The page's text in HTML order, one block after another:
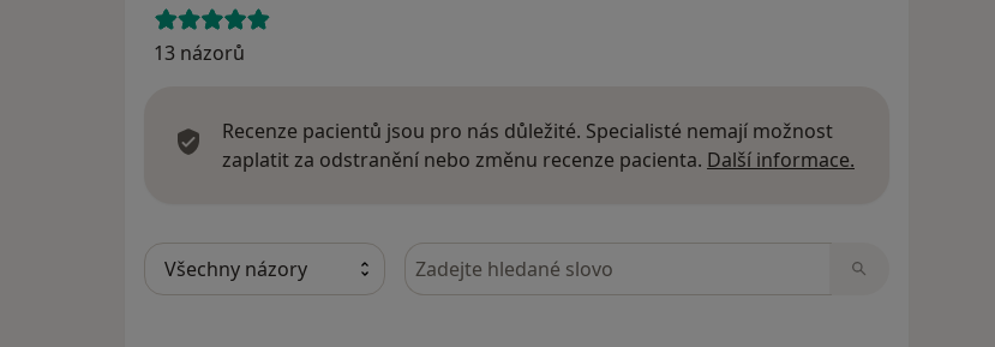
13 názorů
Recenze pacientů jsou pro nás důležité. Specialisté nemají možnost
zaplatit za odstranění nebo změnu recenze pacienta. Další informace.
Hledejte v názorech